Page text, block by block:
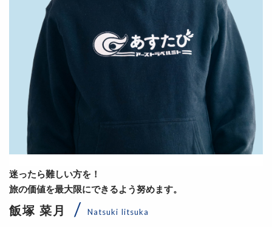
迷ったら難しい方を！
旅の価値を最大限にできるよう努めます。
飯塚 菜月 Natsuki Iitsuka